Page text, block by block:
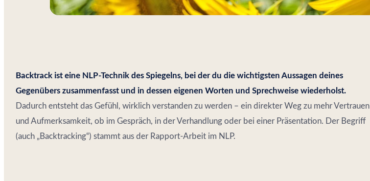
Backtrack ist eine NLP-Technik des Spiegelns, bei der du die wichtigsten Aussagen deines
Gegenübers zusammenfasst und in dessen eigenen Worten und Sprechweise wiederholst.
Dadurch entsteht das Gefühl, wirklich verstanden zu werden – ein direkter Weg zu mehr Vertrauen
und Aufmerksamkeit, ob im Gespräch, in der Verhandlung oder bei einer Präsentation. Der Begriff
(auch „Backtracking“) stammt aus der Rapport-Arbeit im NLP.